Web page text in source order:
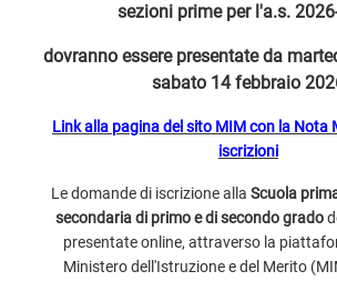
sezioni prime per l'a.s.
dovranno essere presentate da
sabato 14 febbraio
Link alla pagina del sito MIM con la Nota
iscrizioni
Le domande di iscrizione alla Scuola
secondaria di primo e di secondo grado
presentate online, attraverso la
Ministero dell'Istruzione e del Merito